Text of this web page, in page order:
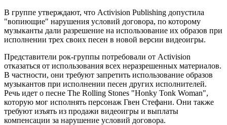
В группе утверждают, что Activision Publishing допустила
"вопиющие" нарушения условий договора, по которому
музыканты дали разрешение на использование их образов при
исполнении трех своих песен в новой версии видеоигры.
Представители рок-группы потребовали от Activision
отказаться от использования всех неразрешенных материалов.
В частности, они требуют запретить использование образов
музыкантов при исполнении песен других исполнителей.
Речь идет о песне The Rolling Stones "Honky Tonk Woman",
которую мог исполнять персонаж Гвен Стефани. Они также
требуют изъять из продажи видеоигры и выплаты
компенсации за нарушение условий договора.